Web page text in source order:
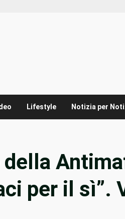
Lifestyle Notizia per
della
per il sì”.